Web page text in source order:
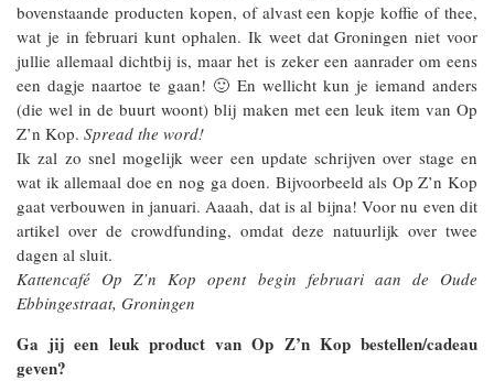
bovenstaande producten kopen, of alvast een kopje koffie of thee,
wat je in februari kunt ophalen. Ik weet dat Groningen niet voor
jullie allemaal dichtbij is, maar het is zeker een aanrader om eens
een dagje naartoe te gaan! 🙂 En wellicht kun je iemand anders
(die wel in de buurt woont) blij maken met een leuk item van Op
Z’n Kop. Spread the word!
Ik zal zo snel mogelijk weer een update schrijven over stage en
wat ik allemaal doe en nog ga doen. Bijvoorbeeld als Op Z’n Kop
gaat verbouwen in januari. Aaaah, dat is al bijna! Voor nu even dit
artikel over de crowdfunding, omdat deze natuurlijk over twee
dagen al sluit.
Kattencafé Op Z’n Kop opent begin februari aan de Oude
Ebbingestraat, Groningen
Ga jij een leuk product van Op Z’n Kop bestellen/cadeau
geven?